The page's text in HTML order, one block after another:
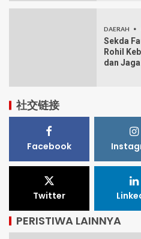
DAERAH
Sekda
Rohil
dan
社交链接
Facebook
Twitter
PERISTIWA LAINNYA